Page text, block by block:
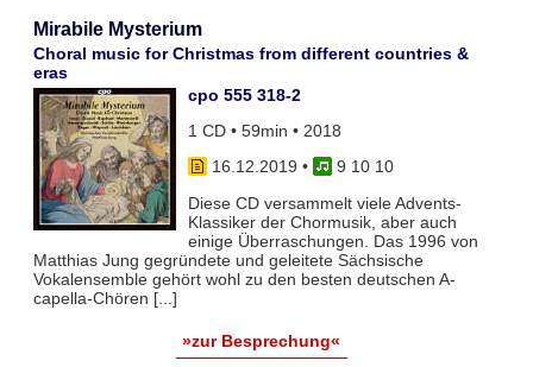
Mirabile Mysterium
Choral music for Christmas from different countries &
eras
cpo 555 318-2
1 CD • 59min • 2018
16.12.2019 •
9 10 10
Diese CD versammelt viele Advents-
Klassiker der Chormusik, aber auch
einige Überraschungen. Das 1996 von
Matthias Jung gegründete und geleitete Sächsische
Vokalensemble gehört wohl zu den besten deutschen A-
capella-Chören [...]
»zur Besprechung«